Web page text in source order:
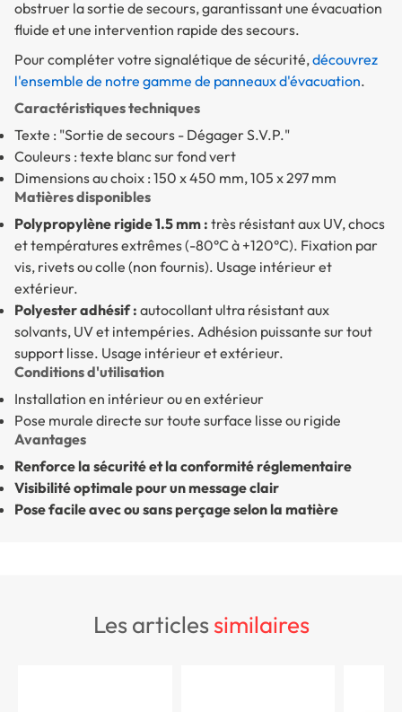
obstruer la sortie de secours, garantissant une évacuation
fluide et une intervention rapide des secours.
Pour compléter votre signalétique de sécurité,découvrez
l'ensemble de notre gamme de panneaux d'évacuation.
Caractéristiques techniques
Texte : "Sortie de secours - Dégager S.V.P."
Couleurs : texte blanc sur fond vert
Dimensions au choix : 150 x 450 mm, 105 x 297 mm
Matières disponibles
Polypropylène rigide 1.5 mm : très résistant aux UV, chocs
et températures extrêmes (-80°C à +120°C). Fixation par
vis, rivets ou colle (non fournis). Usage intérieur et
extérieur.
Polyester adhésif : autocollant ultra résistant aux
solvants, UV et intempéries. Adhésion puissante sur tout
support lisse. Usage intérieur et extérieur.
Conditions d'utilisation
Installation en intérieur ou en extérieur
Pose murale directe sur toute surface lisse ou rigide
Avantages
Renforce la sécurité et la conformité réglementaire
Visibilité optimale pour un message clair
Pose facile avec ou sans perçage selon la matière
les articlessimilaires